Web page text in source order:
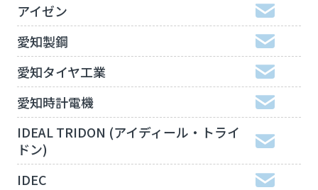
アイゼン
愛知製鋼
愛知タイヤ工業
愛知時計電機
IDEAL TRIDON (アイディール・トライ
ドン)
IDEC